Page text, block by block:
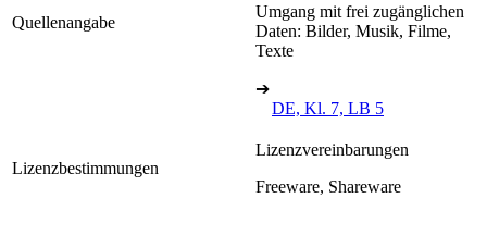
Quellenangabe
Umgang mit frei zugänglichen
Daten: Bilder, Musik, Filme,
Texte
➔
DE, Kl. 7, LB 5
Lizenzbestimmungen
Lizenzvereinbarungen
Freeware, Shareware